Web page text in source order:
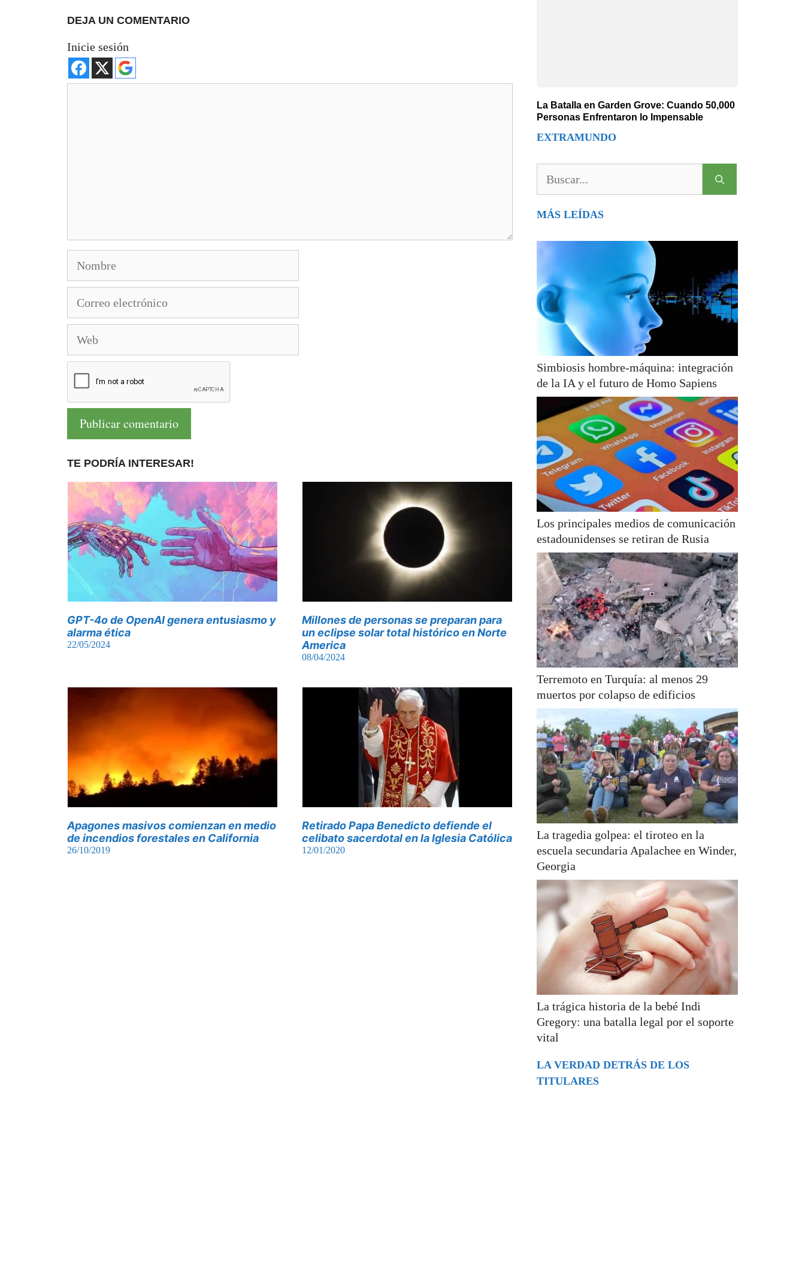
DEJA UN COMENTARIO
Inicie sesión
electrónico
TE PODRÍA INTERESAR!
GPT-4o de OpenAI genera entusiasmo y
alarma ética
22/05/2024
Millones de personas se preparan para
un eclipse solar total histórico en Norte
America
08/04/2024
Apagones masivos comienzan en medio
de incendios forestales en California
26/10/2019
Retirado Papa Benedicto defiende el
celibato sacerdotal en la Iglesia Católica
12/01/2020
La Batalla en Garden Grove: Cuando 50,000
Personas Enfrentaron lo Impensable
EXTRAMUNDO
MÁS LEÍDAS
Simbiosis hombre-máquina: integración
de la IA y el futuro de Homo Sapiens
Los principales medios de comunicación
estadounidenses se retiran de Rusia
Terremoto en Turquía: al menos 29
muertos por colapso de edificios
La tragedia golpea: el tiroteo en la
escuela secundaria Apalachee en Winder,
Georgia
La trágica historia de la bebé Indi
Gregory: una batalla legal por el soporte
vital
LA VERDAD DETRÁS DE LOS
TITULARES